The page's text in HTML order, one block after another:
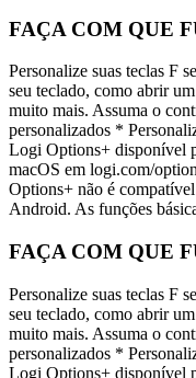
FAÇA COM QUE
Personalize suas teclas F
seu teclado, como abrir
muito mais. Assuma o
personalizados *
Logi Options+ disponível
macOS em logi.com/
Options+ não é
Android. As funções
FAÇA COM QUE
Personalize suas teclas F
seu teclado, como abrir
muito mais. Assuma o
personalizados *
Logi Options+ disponível